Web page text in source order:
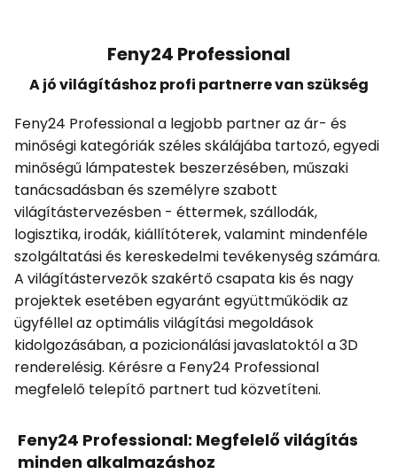
Feny24 Professional
A jó világításhoz profi partnerre van szükség
Feny24 Professional a legjobb partner az ár- és
minőségi kategóriák széles skálájába tartozó, egyedi
minőségű lámpatestek beszerzésében, műszaki
tanácsadásban és személyre szabott
világítástervezésben - éttermek, szállodák,
logisztika, irodák, kiállítóterek, valamint mindenféle
szolgáltatási és kereskedelmi tevékenység számára.
A világítástervezők szakértő csapata kis és nagy
projektek esetében egyaránt együttműködik az
ügyféllel az optimális világítási megoldások
kidolgozásában, a pozicionálási javaslatoktól a 3D
renderelésig. Kérésre a Feny24 Professional
megfelelő telepítő partnert tud közvetíteni.
Feny24 Professional: Megfelelő világítás
minden alkalmazáshoz